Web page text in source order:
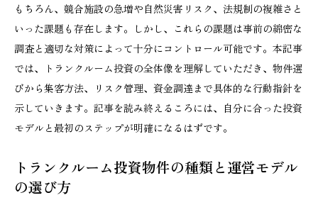
もちろん、競合施設の急増や自然災害リスク、法規制の複雑さと
いった課題も存在します。しかし、これらの課題は事前の綿密な
調査と適切な対策によって十分にコントロール可能です。本記事
では、トランクルーム投資の全体像を理解していただき、物件選
びから集客方法、リスク管理、資金調達まで具体的な行動指針を
示していきます。記事を読み終えるころには、自分に合った投資
モデルと最初のステップが明確になるはずです。
トランクルーム投資物件の種類と運営モデル
の選び方